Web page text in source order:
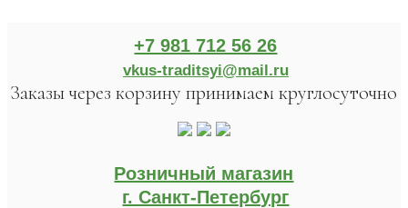
+7 981 712 56 26
vkus-traditsyi@mail.ru
Заказы через корзину принимаем круглосуточно
Розничный магазин
г. Санкт-Петербург